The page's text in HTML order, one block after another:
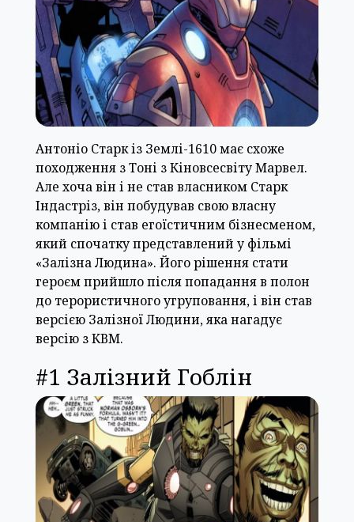
Антоніо Старк із Землі-1610 має схоже
походження з Тоні з Кіновсесвіту Марвел.
Але хоча він і не став власником Старк
Індастріз, він побудував свою власну
компанію і став егоїстичним бізнесменом,
який спочатку представлений у фільмі
«Залізна Людина». Його рішення стати
героєм прийшло після попадання в полон
до терористичного угруповання, і він став
версією Залізної Людини, яка нагадує
версію з КВМ.
#1 Залізний Гоблін